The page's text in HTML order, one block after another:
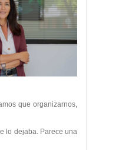
que organizarnos,
lo dejaba. Parece una